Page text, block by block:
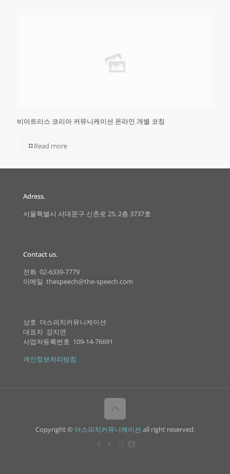
비아트리스 코리아 커뮤니케이션 온라인 개별 코칭
Read more
Adress.
서울특별시 서대문구 신촌로 25, 2층 3737호
Contact us.
전화 02-6339-7779
이메일 thespeech@the-speech.com
상호 더스피치커뮤니케이션
대표자 강지연
사업자등록번호 109-14-76691
개인정보처리방침
Copyright © 더스피치커뮤니케이션 all right reserved.